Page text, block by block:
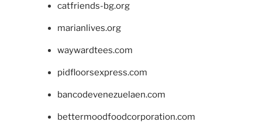
catfriends-bg.org
marianlives.org
waywardtees.com
pidfloorsexpress.com
bancodevenezuelaen.com
bettermoodfoodcorporation.com